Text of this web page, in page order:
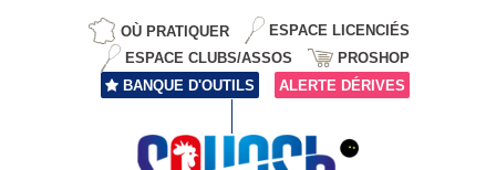
OÙ PRATIQUER
ESPACE LICENCIÉS
ESPACE CLUBS/ASSOS
PROSHOP
BANQUE D'OUTILS
ALERTE DÉRIVES